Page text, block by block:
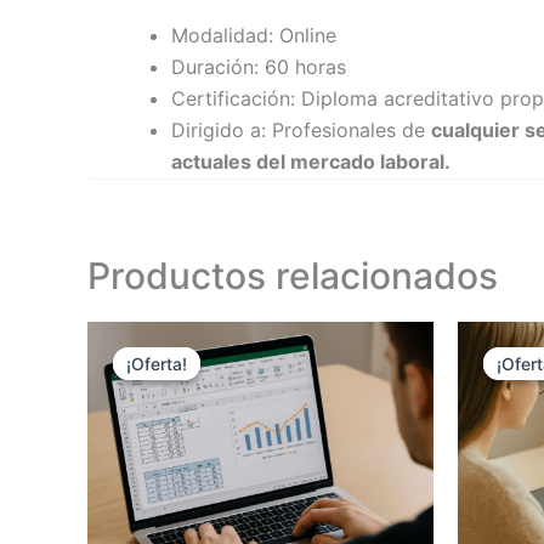
Modalidad: Online
Duración: 60 horas
Certificación: Diploma acreditativo
Dirigido a: Profesionales de cualquier
actuales del mercado laboral.
Productos relacionados
¡Oferta!
¡Oferta!
precio
original
era:
135,00 €.
precio
actual
es:
108,00 €.